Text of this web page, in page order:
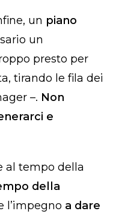
un piano
un
presto per
tirando le fila dei
–. Non
e
al tempo della
della
l’impegno a dare